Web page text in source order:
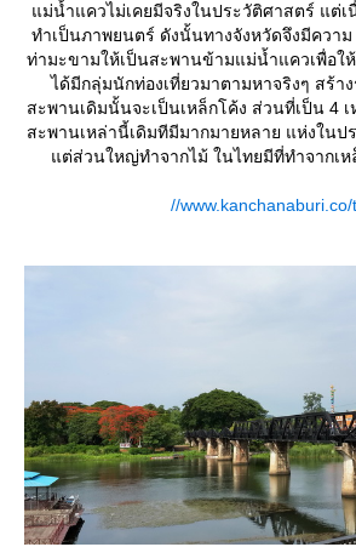
ม่น้ำแควไม่เคยมีจริงในประวัติศาสตร์ แต่เนื่
ทำเป็นภาพยนตร์ ดังนั้นทางจังหวัดจึงมีควา
ท่ามะขามให้เป็นสะพานข้ามแม่น้ำแควเพื่อใ
ได้มีกลุ่มนักท่องเที่ยวมาตามหาจริงๆ สร้า
สะพานเดิมนั้นจะเป็นเหล็กโค้ง ส่วนที่เป็น 4
สะพานเหล่านี้เดิมทีมีมากมายหลาย แห่งในป
ต่ส่วนใหญ่ทำจากไม้ ในไทยมีที่ทำจากเห
//www.kanchanaburi.co/